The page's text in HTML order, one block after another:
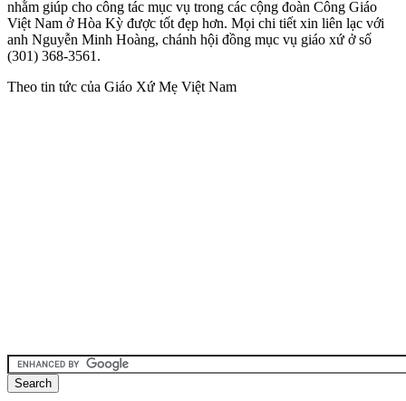
nhằm giúp cho công tác mục vụ trong các cộng đoàn Công Giáo
Việt Nam ở Hòa Kỳ được tốt đẹp hơn. Mọi chi tiết xin liên lạc với
anh Nguyễn Minh Hoàng, chánh hội đồng mục vụ giáo xứ ở số
(301) 368-3561.
Theo tin tức của Giáo Xứ Mẹ Việt Nam